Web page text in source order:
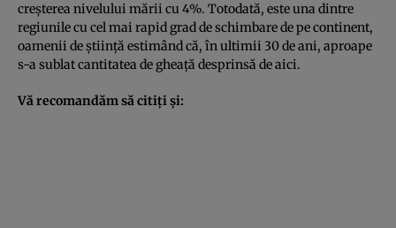
creşterea nivelului mării cu 4%. Totodată, este una dintre
regiunile cu cel mai rapid grad de schimbare de pe continent,
oamenii de ştiinţă estimând că, în ultimii 30 de ani, aproape
s-a sublat cantitatea de gheaţă desprinsă de aici.
Vă recomandăm să citiţi şi: